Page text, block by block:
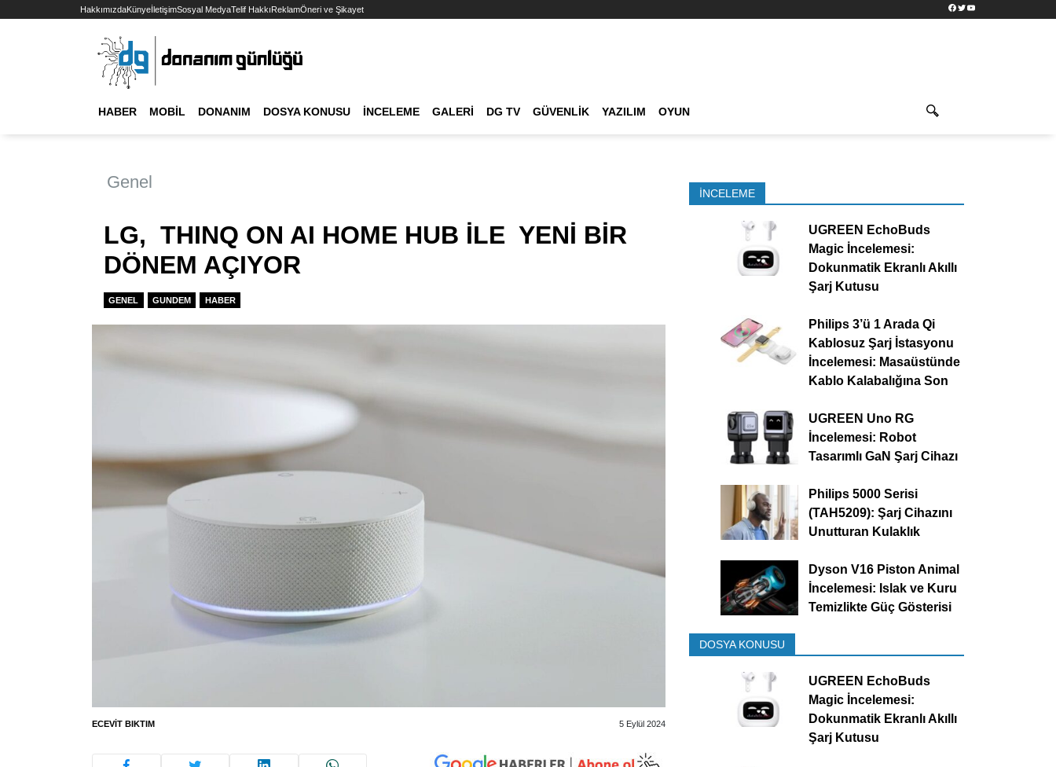
HakkımızdaKünyeİletişimSosyal MedyaTelif HakkıReklamÖneri ve Şikayet Facebook
TwitterYouTube
HABER MOBIL DONANIM DOSYA KONUSU İNCELEME GALERI DG TV GÜVENLIK YAZILIM OYUN
Genel
LG, THINQ ON AI HOME HUB İLE YENİ BİR
DÖNEM AÇIYOR
GENEL GUNDEM HABER
ECEVIT BIKTIM 5 Eylül 2024
İNCELEME
UGREEN EchoBuds
Magic İncelemesi:
Dokunmatik Ekranlı Akıllı
Şarj Kutusu
Philips 3’ü 1 Arada Qi
Kablosuz Şarj İstasyonu
İncelemesi: Masaüstünde
Kablo Kalabalığına Son
UGREEN Uno RG
İncelemesi: Robot
Tasarımlı GaN Şarj Cihazı
Philips 5000 Serisi
(TAH5209): Şarj Cihazını
Unutturan Kulaklık
Dyson V16 Piston Animal
İncelemesi: Islak ve Kuru
Temizlikte Güç Gösterisi
DOSYA KONUSU
UGREEN EchoBuds
Magic İncelemesi:
Dokunmatik Ekranlı Akıllı
Şarj Kutusu